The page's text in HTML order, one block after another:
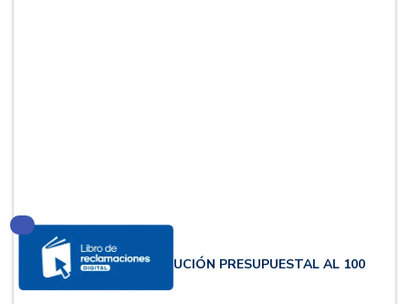
31 DIC. 2025
UNHEVAL LOGRA EJECUCIÓN PRESUPUESTAL AL 100
%